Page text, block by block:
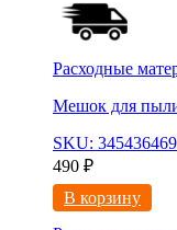
Расходные
Мешок для
SKU:
490 ₽
В корзину